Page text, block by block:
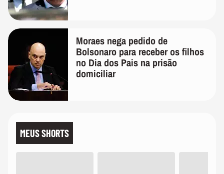
Moraes nega pedido de
Bolsonaro para receber os filhos
no Dia dos Pais na prisão
domiciliar
MEUS SHORTS